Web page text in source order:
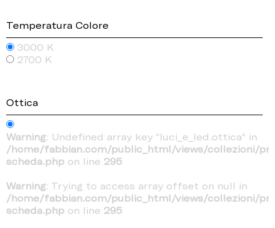
Temperatura Colore
3000 K
2700 K
Ottica
Warning: Undefined array key "luci_e_led.ottica" in
/home/fabbian.com/public_html/views/collezioni/
scheda.php on line 295
Warning: Trying to access array offset on null in
/home/fabbian.com/public_html/views/collezioni/
scheda.php on line 295